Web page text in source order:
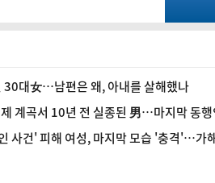
30대女…남편은 왜, 아내를 살해했나
계곡서 10년 전 실종된 男…마지막 동
사건' 피해 여성, 마지막 모습 '충격'…가